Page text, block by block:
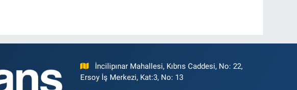
İncilipınar Mahallesi, Kıbrıs Caddesi, No: 22,
Ersoy İş Merkezi, Kat:3, No: 13